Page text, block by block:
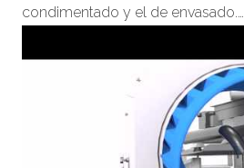
condimentado y el de envasado.…